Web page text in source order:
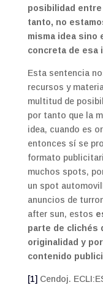
posibilidad
tanto, no
misma idea sino
concreta de esa
Esta sentencia
recursos y
multitud de
por tanto que la
idea, cuando es
entonces sí se
formato
muchos spots,
un spot
anuncios de
after sun, estos
parte de clichés
originalidad y
contenido
[1] Cendoj.